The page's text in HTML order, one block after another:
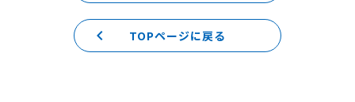
TOPページに戻る
keyboard_arrow_left